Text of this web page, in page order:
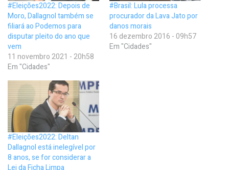
#Eleições2022: Depois de
Moro, Dallagnol também se
filiará ao Podemos para
disputar pleito do ano que
vem
11 novembro 2021 - 20h58
Em "Cidades"
#Brasil: Lula processa
procurador da Lava Jato por
danos morais
16 dezembro 2016 - 09h57
Em "Cidades"
#Eleições2022: Deltan
Dallagnol está inelegível por
8 anos, se for considerar a
Lei da Ficha Limpa